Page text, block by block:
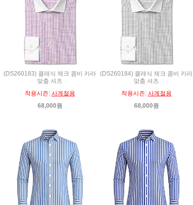
(DS260183) 클래식 체크 콤비 카라
맞춤 셔츠
착용시즌: 사계절용
68,000원
(DS260184) 클래식 체크 콤비 카라
맞춤 셔츠
착용시즌: 사계절용
68,000원